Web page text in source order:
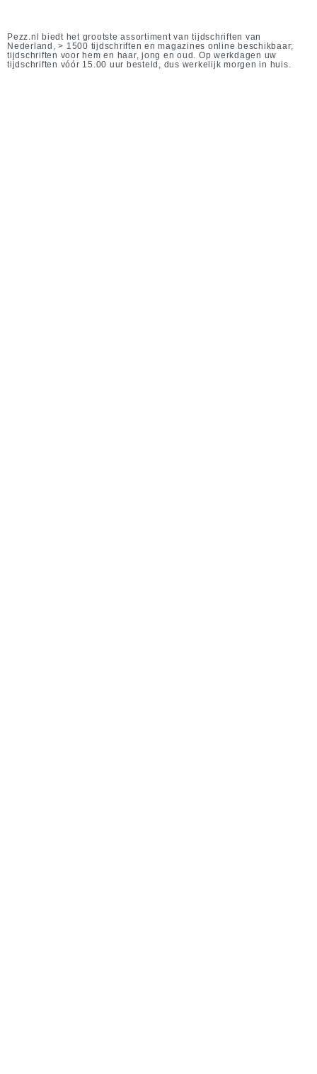
Pezz.nl biedt het grootste assortiment van tijdschriften van
Nederland, > 1500 tijdschriften en magazines online beschikbaar;
tijdschriften voor hem en haar, jong en oud. Op werkdagen uw
tijdschriften vóór 15.00 uur besteld, dus werkelijk morgen in huis.